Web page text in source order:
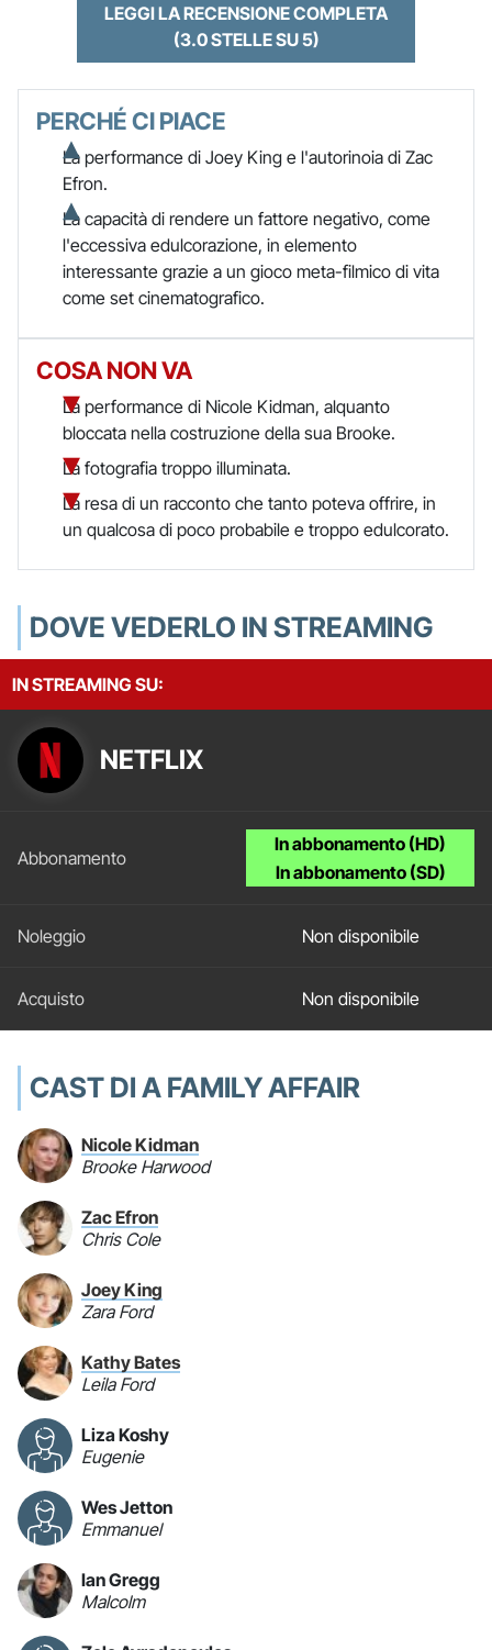
LEGGI LA RECENSIONE COMPLETA
(3.0 STELLE SU 5)
PERCHÉ CI PIACE
La performance di Joey King e l'autorinoia di Zac
Efron.
La capacità di rendere un fattore negativo, come
l'eccessiva edulcorazione, in elemento
interessante grazie a un gioco meta-filmico di vita
come set cinematografico.
COSA NON VA
La performance di Nicole Kidman, alquanto
bloccata nella costruzione della sua Brooke.
La fotografia troppo illuminata.
La resa di un racconto che tanto poteva offrire, in
un qualcosa di poco probabile e troppo edulcorato.
DOVE VEDERLO IN STREAMING
IN STREAMING SU:
NETFLIX
In abbonamento (HD)
In abbonamento (SD)
Non disponibile
Non disponibile
CAST DI A FAMILY AFFAIR
Nicole Kidman
Brooke Harwood
Zac Efron
Chris Cole
Joey King
Zara Ford
Kathy Bates
Leila Ford
Liza Koshy
Eugenie
Wes Jetton
Emmanuel
Ian Gregg
Malcolm